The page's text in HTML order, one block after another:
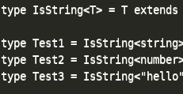
type IsString<T> = T
type Test1 =
type Test2 =
type Test3 =